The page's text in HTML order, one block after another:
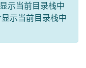
示当前目录栈中
示当前目录栈中